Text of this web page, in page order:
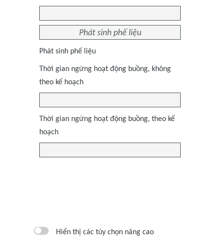
Phát sinh phế liệu
Thời gian ngừng hoạt động buồng, không
theo kế hoạch
Thời gian ngừng hoạt động buồng, theo kế
hoạch
Hiển thị các tùy chọn nâng cao